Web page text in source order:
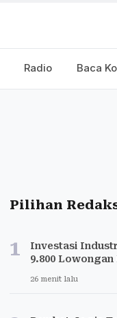
Radio Baca
Pilihan
1
Investasi
9.800 Lowongan
26 menit lalu